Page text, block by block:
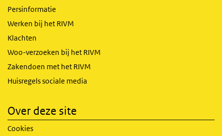
Persinformatie
Werken bij het RIVM
Klachten
Woo-verzoeken bij het RIVM
Zakendoen met het RIVM
Huisregels sociale media
Over deze site
Cookies